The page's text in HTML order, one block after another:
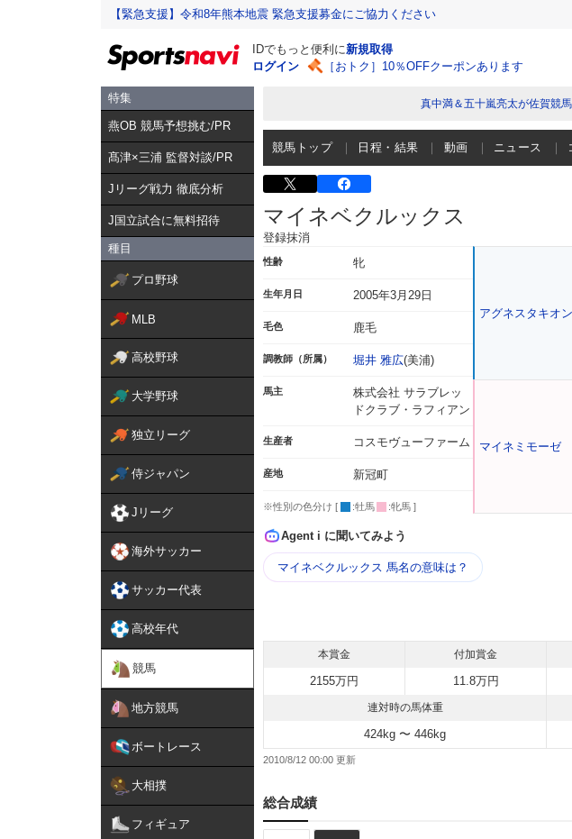
【緊急支援】令和8年熊本地震 緊急支援募金にご協力ください
IDでもっと便利に新規取得
ログイン
［おトク］10％OFFクーポンあります
特集
燕OB 競馬予想挑む/PR
髙津×三浦 監督対談/PR
Jリーグ戦力 徹底分析
J国立試合に無料招待
種目
プロ野球
MLB
高校野球
大学野球
独立リーグ
侍ジャパン
Jリーグ
海外サッカー
サッカー代表
高校年代
競馬
地方競馬
ボートレース
大相撲
フィギュア
真中満＆五十嵐亮太が佐賀競
競馬トップ 日程・結果 動画 ニュース
マイネベクルックス
登録抹消
性齢 牝
生年月日 2005年3月29日
毛色 鹿毛
調教師（所属） 堀井 雅広(美浦)
馬主
株式会社 サラブレッ
ドクラブ・ラフィアン
生産者 コスモヴューファーム
産地 新冠町
※性別の色分け [ :牡馬 :牝馬 ]
アグネスタキオン
マイネミモーゼ
Agent i に聞いてみよう
マイネベクルックス 馬名の意味は？
本賞金 付加賞金
2155万円 11.8万円
連対時の馬体重
424kg 〜 446kg
2010/8/12 00:00
総合成績